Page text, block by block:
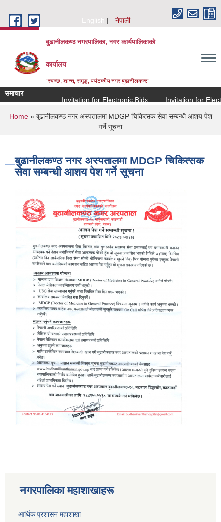
English
नेपाली
बुढानीलकण्ठ नगरपालिका, नगर कार्यपालिकाको
कार्यालय
“स्वच्छ, शान्त, समृद्ध, पर्यटकीय नगर बुढानीलकण्ठ”
समाचार
Invitation for Electronic Bids
Invitation for
You are here
Home» बुढानीलकण्ठ नगर अस्पतालमा MDGP चिकित्सक सेवा सम्बन्धी आशय पेश
गर्ने सूचना
बुढानीलकण्ठ नगर अस्पतालमा MDGP चिकित्सक
सेवा सम्बन्धी आशय पेश गर्ने सूचना
नगरपालिका महाशाखाहरू
आर्थिक प्रशासन महाशाखा